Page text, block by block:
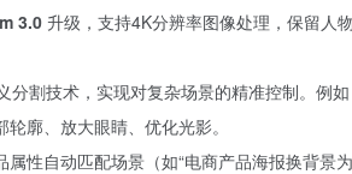
3.0 升级，支持4K分辨率图像处理，保留人
分割技术，实现对复杂场景的精准控制。例如
轮廓、放大眼睛、优化光影。
属性自动匹配场景（如“电商产品海报换背景为